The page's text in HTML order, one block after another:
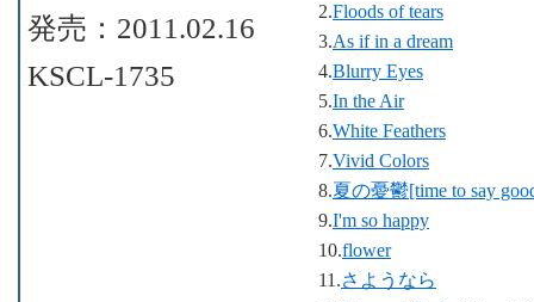
2.Floods of tears
3.As if in a dream
4.Blurry Eyes
5.In the Air
6.White Feathers
7.Vivid Colors
8.夏の憂鬱[time to say
9.I'm so happy
10.flower
11.さようなら
発売：2011.02.16
KSCL-1735